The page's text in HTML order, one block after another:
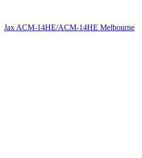
Jax ACM-14HE/ACM-14HE Melbourne